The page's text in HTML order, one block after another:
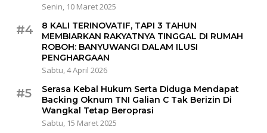
Senin, 10 Maret 2025
#4
8 KALI TERINOVATIF, TAPI 3 TAHUN
MEMBIARKAN RAKYATNYA TINGGAL DI RUMAH
ROBOH: BANYUWANGI DALAM ILUSI
PENGHARGAAN
Sabtu, 4 April 2026
#5
Serasa Kebal Hukum Serta Diduga Mendapat
Backing Oknum TNI Galian C Tak Berizin Di
Wangkal Tetap Beroprasi
Sabtu, 15 Maret 2025